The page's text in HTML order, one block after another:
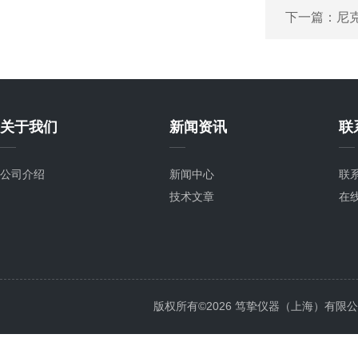
下一篇： 尼
关于我们
公司介绍
新闻资讯
新闻中心
技术文章
联
联
在
版权所有©2026 笃挚仪器（上海）有限